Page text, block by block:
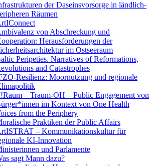
der Daseinsvorsorge in ländlich-
Räumen
von Abschreckung und
Herausforderungen der
im Ostseeraum
Peripeties. Narratives of Reformations,
and Catastrophes
Resilienz: Moornutzung und regionale
– Traum-OH – Public Engagement von
im Kontext von One Health
from the Periphery
Praktiken der Public Affairs
– Kommunikationskultur für
KI-Innovation
und Parlamente
sagt Mann dazu?